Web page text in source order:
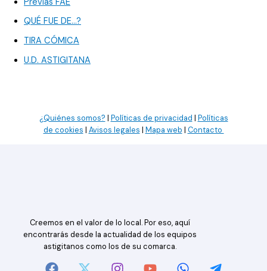
QUÉ FUE DE…?
TIRA CÓMICA
U.D. ASTIGITANA
¿Quiénes somos? | Políticas de privacidad | Políticas
de cookies | Avisos legales | Mapa web | Contacto
Creemos en el valor de lo local. Por eso, aquí
encontrarás desde la actualidad de los equipos
astigitanos como los de su comarca.